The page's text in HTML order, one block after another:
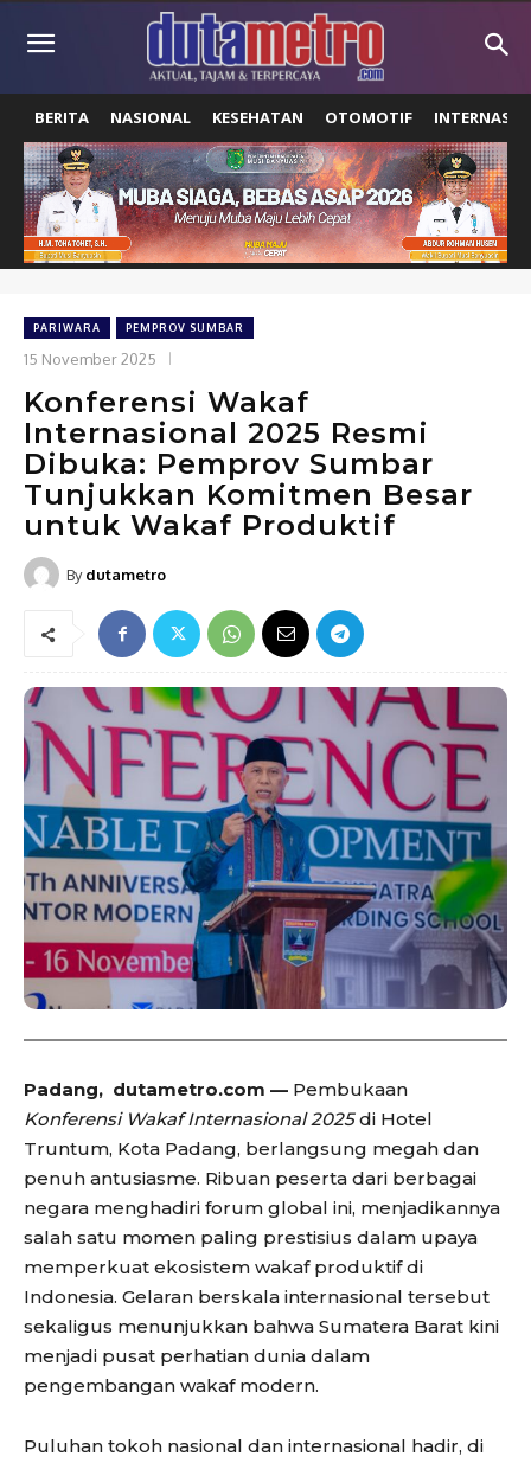
BERITA NASIONAL KESEHATAN OTOMOTIF
PARIWARA PEMPROV SUMBAR
15 November 2025
Konferensi Wakaf
Internasional 2025 Resmi
Dibuka: Pemprov Sumbar
Tunjukkan Komitmen Besar
untuk Wakaf Produktif
By dutametro
Padang, dutametro.com — Pembukaan
Konferensi Wakaf Internasional 2025di Hotel
Truntum, Kota Padang, berlangsung megah dan
penuh antusiasme. Ribuan peserta dari berbagai
negara menghadiri forum global ini, menjadikannya
salah satu momen paling prestisius dalam upaya
memperkuat ekosistem wakaf produktif di
Indonesia. Gelaran berskala internasional tersebut
sekaligus menunjukkan bahwa Sumatera Barat kini
menjadi pusat perhatian dunia dalam
pengembangan wakaf modern.
Puluhan tokoh nasional dan internasional hadir, di